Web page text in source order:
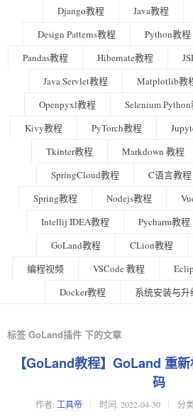
Django教程
Java教程
Design Patterns教程
Python教程
Pandas教程
Hibernate教程
Java Servlet教程
Matplotlib教
Openpyxl教程
Selenium
Kivy教程
PyTorch教程
Tkinter教程
Markdown 教程
SpringCloud教程
C语言教程
Spring教程
Nodejs教程
Intellij IDEA教程
Pycharm教程
GoLand教程
CLion教程
编程视频
VSCode 教程
Docker教程
系统安装与升
标签 GoLand插件 下的文章
【GoLand教程】GoLand 重
码
作者: 工具帝 时间: 2022-04-30 分